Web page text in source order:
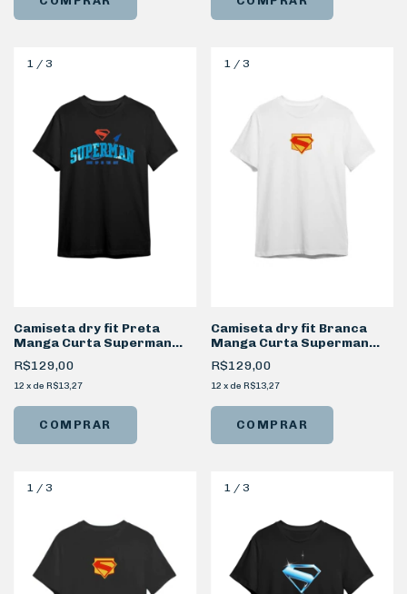
1 / 3
Camiseta dry fit Preta
Manga Curta Superman
Look Up
R$129,00
12 x de R$13,27
COMPRAR
1 / 3
Camiseta dry fit Branca
Manga Curta Superman
Retrô
R$129,00
12 x de R$13,27
COMPRAR
1 / 3 1/ 3